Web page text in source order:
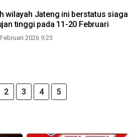
wilayah Jateng ini berstatus siaga
tinggi pada 11-20 Februari
2026 9:23
2 3 4 5